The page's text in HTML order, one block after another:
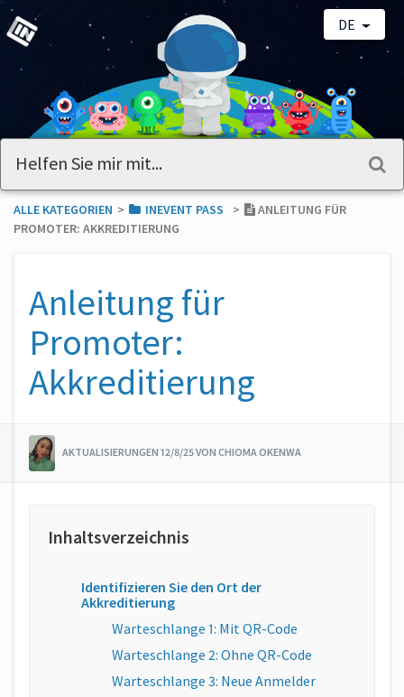
DE
ALLE KATEGORIEN ​>​ ​INEVENT PASS ​>​
ANLEITUNG FÜR
PROMOTER: AKKREDITIERUNG
Anleitung für
Promoter:
Akkreditierung
AKTUALISIERUNGEN 12/8/25 VON CHIOMA OKENWA
Identifizieren Sie den Ort der
Akkreditierung
Warteschlange 1: Mit QR-Code
Warteschlange 2: Ohne QR-Code
Warteschlange 3: Neue Anmelder